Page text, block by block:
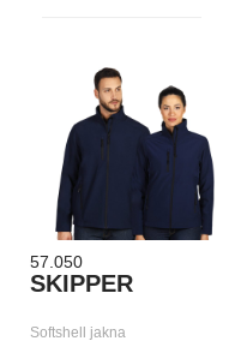
57.050
SKIPPER
Softshell jakna